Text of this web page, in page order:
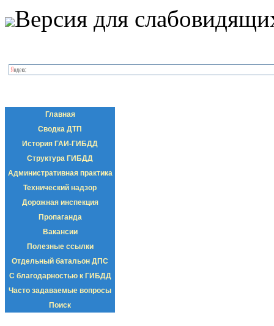
Версия для
Главная
Сводка ДТП
История ГАИ-ГИБДД
Структура ГИБДД
Административная практика
Технический надзор
Дорожная инспекция
Пропаганда
Вакансии
Полезные ссылки
Отдельный батальон ДПС
С благодарностью к ГИБДД
Часто задаваемые вопросы
Поиск